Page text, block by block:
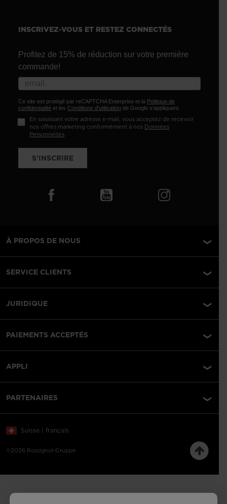
INSCRIVEZ-VOUS ET RESTEZ CONNECTÉS
Profitez de 15% de réduction sur votre première
commande!
Ce site est protégé par reCAPTCHA Enterprise et la Politique de
confidentialité et les Conditions d'utilisation de Google s'appliquent.
En saisissant votre adresse e-mail, vous acceptez de recevoir
nos offres marketing conformément à nos Données
Personnelles.
S'INSCRIRE
À PROPOS DE NOUS
SERVICE CLIENTS
JURIDIQUE
PAIEMENTS ACCEPTÉS
APPLI
PARTENAIRES
©2026 Rossignol-Gruppe
Suisse | français